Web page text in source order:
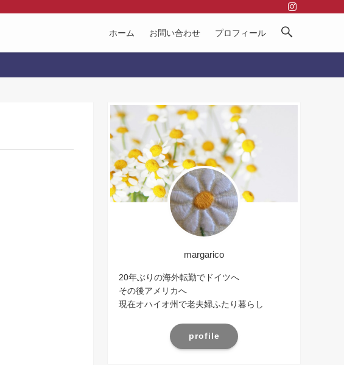
ホーム お問い合わせ プロフィール
margarico
20年ぶりの海外転勤でドイツへ
その後アメリカへ
現在オハイオ州で老夫婦ふたり暮らし
profile